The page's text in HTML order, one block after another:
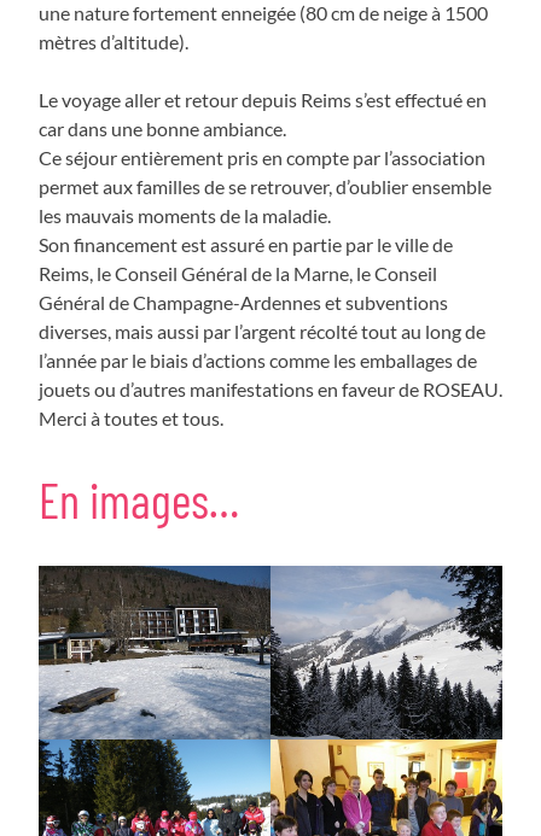
une nature fortement enneigée (80 cm de neige à 1500
mètres d’altitude).
Le voyage aller et retour depuis Reims s’est effectué en
car dans une bonne ambiance.
Ce séjour entièrement pris en compte par l’association
permet aux familles de se retrouver, d’oublier ensemble
les mauvais moments de la maladie.
Son financement est assuré en partie par le ville de
Reims, le Conseil Général de la Marne, le Conseil
Général de Champagne-Ardennes et subventions
diverses, mais aussi par l’argent récolté tout au long de
l’année par le biais d’actions comme les emballages de
jouets ou d’autres manifestations en faveur de ROSEAU.
Merci à toutes et tous.
En images…